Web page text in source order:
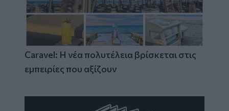
Caravel: Η νέα πολυτέλεια βρίσκεται στις
εμπειρίες που αξίζουν